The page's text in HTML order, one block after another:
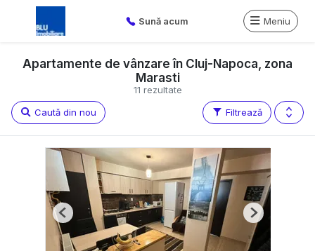
Sună acum Meniu
11 rezultate
Apartamente de vânzare în Cluj-Napoca, zona
Marasti
Filtrează
Caută din nou
Previous Next